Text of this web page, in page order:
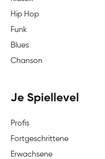
Hip Hop
Funk
Blues
Chanson
Je Spiellevel
Profis
Fortgeschrittene
Erwachsene